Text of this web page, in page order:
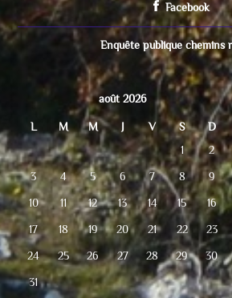
Facebook
Enquête publique chemins
août 2026
L M M J V S
D
1
2
3 4 5 6 7 8 9
10 11 12 13 14 15 16
17 18 19 20 21 22 23
24 25 26 27 28 29 30
31